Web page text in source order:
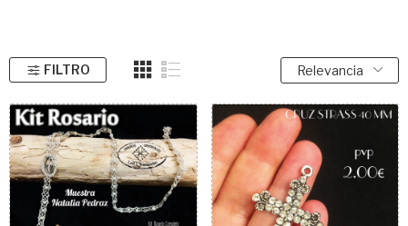
FILTRO Relevancia